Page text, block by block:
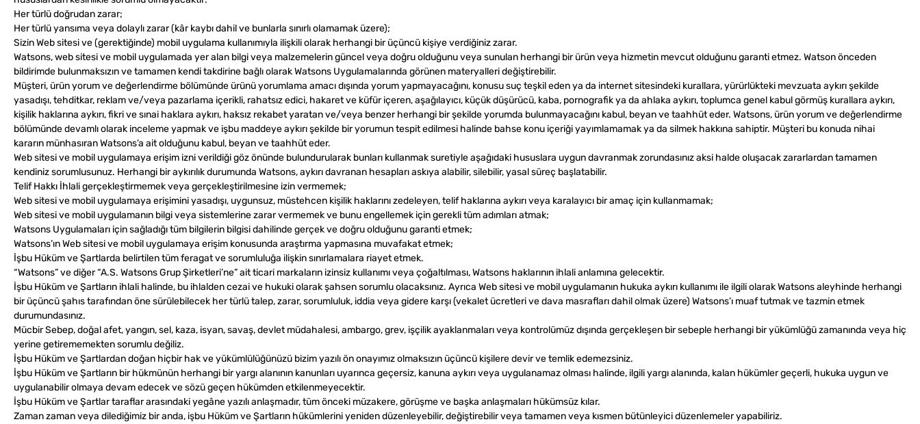
Her türlü doğrudan zarar;
Her türlü yansıma veya dolaylı zarar (kâr kaybı dahil ve bunlarla sınırlı olamamak üzere);
Sizin Web sitesi ve (gerektiğinde) mobil uygulama kullanımıyla ilişkili olarak herhangi bir üçüncü kişiye verdiğiniz zarar.
Watsons, web sitesi ve mobil uygulamada yer alan bilgi veya malzemelerin güncel veya doğru olduğunu veya sunulan herhangi bir ürün veya hizmetin mevcut olduğunu garanti etmez. Watson önceden
bildirimde bulunmaksızın ve tamamen kendi takdirine bağlı olarak Watsons Uygulamalarında görünen materyalleri değiştirebilir.
Müşteri, ürün yorum ve değerlendirme bölümünde ürünü yorumlama amacı dışında yorum yapmayacağını, konusu suç teşkil eden ya da internet sitesindeki kurallara, yürürlükteki mevzuata aykırı şekilde
yasadışı, tehditkar, reklam ve/veya pazarlama içerikli, rahatsız edici, hakaret ve küfür içeren, aşağılayıcı, küçük düşürücü, kaba, pornografik ya da ahlaka aykırı, toplumca genel kabul görmüş kurallara aykırı,
kişilik haklarına aykırı, fikri ve sınai haklara aykırı, haksız rekabet yaratan ve/veya benzer herhangi bir şekilde yorumda bulunmayacağını kabul, beyan ve taahhüt eder. Watsons, ürün yorum ve değerlendirme
bölümünde devamlı olarak inceleme yapmak ve işbu maddeye aykırı şekilde bir yorumun tespit edilmesi halinde bahse konu içeriği yayımlamamak ya da silmek hakkına sahiptir. Müşteri bu konuda nihai
kararın münhasıran Watsons’a ait olduğunu kabul, beyan ve taahhüt eder.
Web sitesi ve mobil uygulamaya erişim izni verildiği göz önünde bulundurularak bunları kullanmak suretiyle aşağıdaki hususlara uygun davranmak zorundasınız aksi halde oluşacak zararlardan tamamen
kendiniz sorumlusunuz. Herhangi bir aykırılık durumunda Watsons, aykırı davranan hesapları askıya alabilir, silebilir, yasal süreç başlatabilir.
Telif Hakkı İhlali gerçekleştirmemek veya gerçekleştirilmesine izin vermemek;
Web sitesi ve mobil uygulamaya erişimini yasadışı, uygunsuz, müstehcen kişilik haklarını zedeleyen, telif haklarına aykırı veya karalayıcı bir amaç için kullanmamak;
Web sitesi ve mobil uygulamanın bilgi veya sistemlerine zarar vermemek ve bunu engellemek için gerekli tüm adımları atmak;
Watsons Uygulamaları için sağladığı tüm bilgilerin bilgisi dahilinde gerçek ve doğru olduğunu garanti etmek;
Watsons’ın Web sitesi ve mobil uygulamaya erişim konusunda araştırma yapmasına muvafakat etmek;
İşbu Hüküm ve Şartlarda belirtilen tüm feragat ve sorumluluğa ilişkin sınırlamalara riayet etmek.
“Watsons” ve diğer “A.S. Watsons Grup Şirketleri’ne” ait ticari markaların izinsiz kullanımı veya çoğaltılması, Watsons haklarının ihlali anlamına gelecektir.
İşbu Hüküm ve Şartların ihlali halinde, bu ihlalden cezai ve hukuki olarak şahsen sorumlu olacaksınız. Ayrıca Web sitesi ve mobil uygulamanın hukuka aykırı kullanımı ile ilgili olarak Watsons aleyhinde herhangi
bir üçüncü şahıs tarafından öne sürülebilecek her türlü talep, zarar, sorumluluk, iddia veya gidere karşı (vekalet ücretleri ve dava masrafları dahil olmak üzere) Watsons’ı muaf tutmak ve tazmin etmek
durumundasınız.
Mücbir Sebep, doğal afet, yangın, sel, kaza, isyan, savaş, devlet müdahalesi, ambargo, grev, işçilik ayaklanmaları veya kontrolümüz dışında gerçekleşen bir sebeple herhangi bir yükümlüğü zamanında veya hiç
yerine getirememekten sorumlu değiliz.
İşbu Hüküm ve Şartlardan doğan hiçbir hak ve yükümlülüğünüzü bizim yazılı ön onayımız olmaksızın üçüncü kişilere devir ve temlik edemezsiniz.
İşbu Hüküm ve Şartların bir hükmünün herhangi bir yargı alanının kanunları uyarınca geçersiz, kanuna aykırı veya uygulanamaz olması halinde, ilgili yargı alanında, kalan hükümler geçerli, hukuka uygun ve
uygulanabilir olmaya devam edecek ve sözü geçen hükümden etkilenmeyecektir.
İşbu Hüküm ve Şartlar taraflar arasındaki yegâne yazılı anlaşmadır, tüm önceki müzakere, görüşme ve başka anlaşmaları hükümsüz kılar.
Zaman zaman veya dilediğimiz bir anda, işbu Hüküm ve Şartların hükümlerini yeniden düzenleyebilir, değiştirebilir veya tamamen veya kısmen bütünleyici düzenlemeler yapabiliriz.